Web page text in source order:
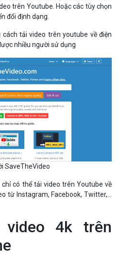
trên Youtube. Hoặc các tùy chọn
đổi định dạng.
tải video trên youtube về điện
nhiều người sử dụng
SaveTheVideo
có thể tải video trên Youtube về
từ Instagram, Facebook, Twitter,…
4k trên